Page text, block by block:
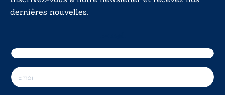
dernières nouvelles.
E
-
m